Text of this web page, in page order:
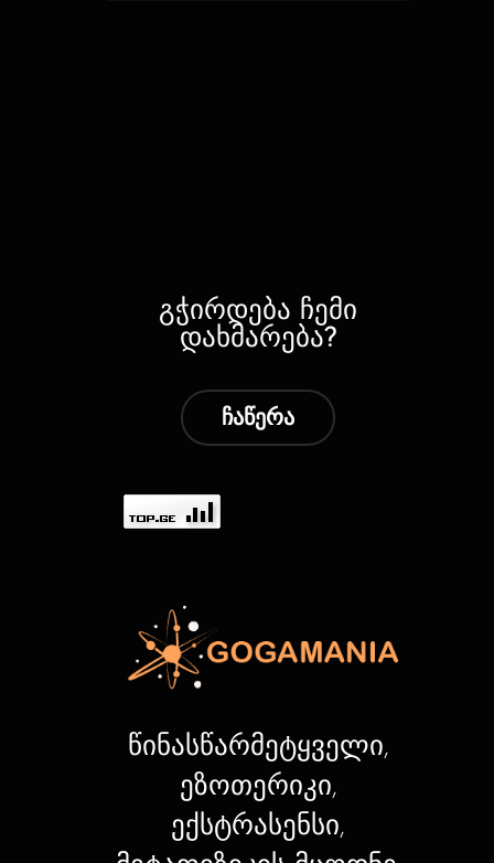
გჭირდება ჩემი
დახმარება?
ჩაწერა
წინასწარმეტყველი,
ეზოთერიკი,
ექსტრასენსი,